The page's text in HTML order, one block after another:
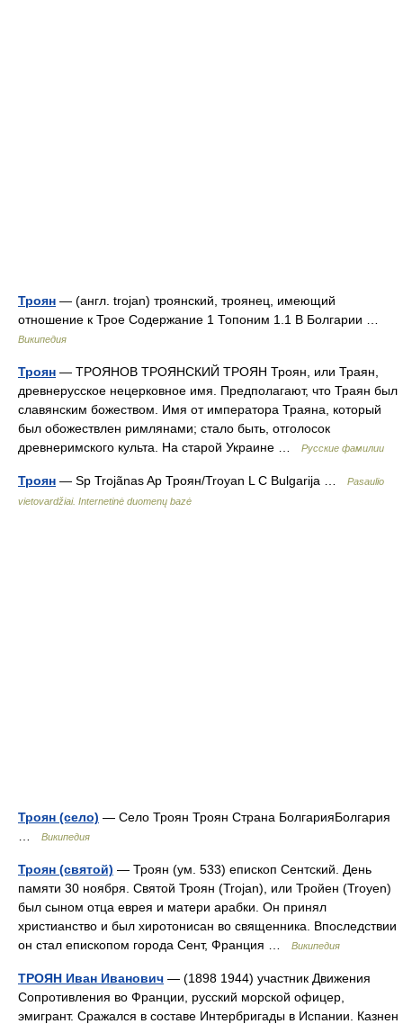
Троян — (англ. trojan) троянский, троянец, имеющий
отношение к Трое Содержание 1 Топоним 1.1 В Болгарии …
Википедия
Троян — ТРОЯНОВ ТРОЯНСКИЙ ТРОЯН Троян, или Траян,
древнерусское нецерковное имя. Предполагают, что Траян был
славянским божеством. Имя от императора Траяна, который
был обожествлен римлянами; стало быть, отголосок
древнеримского культа. На старой Украине …
Русские фамилии
Троян — Sp Trojãnas Ap Троян/Troyan L C Bulgarija …
Pasaulio
vietovardžiai. Internetinė duomenų bazė
Троян (село) — Село Троян Троян Страна БолгарияБолгария
Википедия
Троян (святой) — Троян (ум. 533) епископ Сентский. День
памяти 30 ноября. Святой Троян (Trojan), или Тройен (Troyen)
был сыном отца еврея и матери арабки. Он принял
христианство и был хиротонисан во священника. Впоследствии
он стал епископом города Сент, Франция …
Википедия
ТРОЯН Иван Иванович — (1898 1944) участник Движения
Сопротивления во Франции, русский морской офицер,
эмигрант. Сражался в составе Интербригады в Испании. Казнен